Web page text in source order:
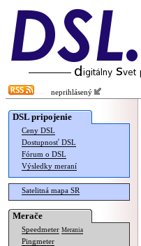
neprihlásený
DSL pripojenie
Ceny DSL
Dostupnosť DSL
Fórum o DSL
Výsledky meraní
Satelitná mapa SR
Merače
Speedmeter Merania
Pingmeter